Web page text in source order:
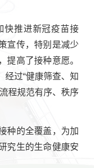
快推进新冠疫苗接
宣传，特别是减少
提高了接种意愿。
经过“健康筛查、知
程规范有序、秩序
种的全覆盖，为加
究生的生命健康安